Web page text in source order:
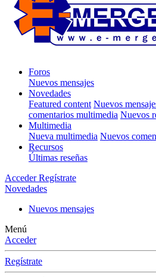
Foros
Nuevos mensajes
Novedades
Featured content Nuevos
comentarios multimedia Nuevos
Multimedia
Nueva multimedia Nuevos
Recursos
Últimas reseñas
Acceder Regístrate
Novedades
Nuevos mensajes
Menú
Acceder
Regístrate